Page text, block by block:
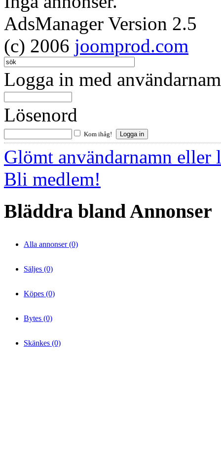
AdsManager Version 2.5
(c) 2006 joomprod.com
Logga in med
Lösenord
Kom ihåg!
Glömt användarnamn eller
Bli medlem!
Bläddra bland Annonser
Alla annonser (0)
Säljes (0)
Köpes (0)
Bytes (0)
Skänkes (0)